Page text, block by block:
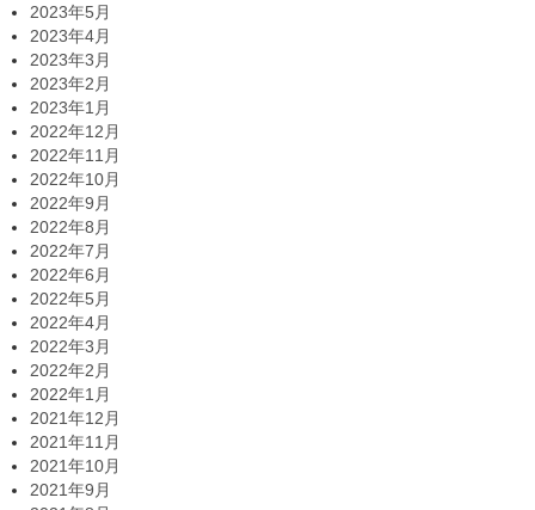
2023年5月
2023年4月
2023年3月
2023年2月
2023年1月
2022年12月
2022年11月
2022年10月
2022年9月
2022年8月
2022年7月
2022年6月
2022年5月
2022年4月
2022年3月
2022年2月
2022年1月
2021年12月
2021年11月
2021年10月
2021年9月